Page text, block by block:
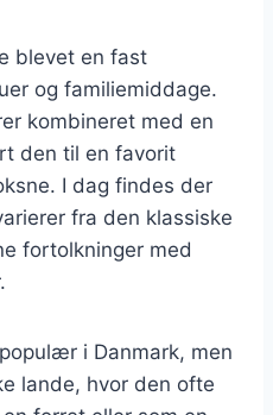
blevet en fast
og familiemiddage.
kombineret med en
den til en favorit
I dag findes der
fra den klassiske
fortolkninger med
i Danmark, men
lande, hvor den ofte